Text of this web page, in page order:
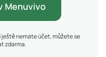
Menuvivo
nemáte účet, můžete se
zdarma.